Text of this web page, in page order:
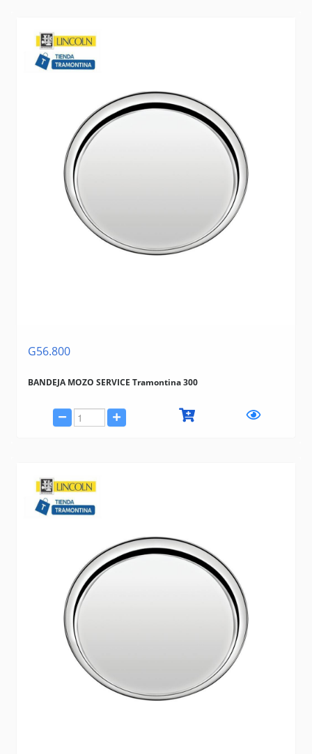
G56.800
BANDEJA MOZO SERVICE Tramontina 300